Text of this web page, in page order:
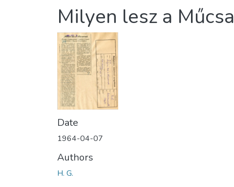
Milyen lesz a
Date
1964-04-07
Authors
H. G.